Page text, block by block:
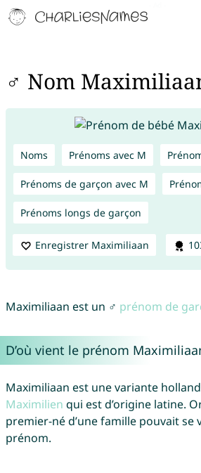
♂ Nom
Noms Prénoms avec M
Prénoms de garçon avec M
Prénoms longs de garçon
Enregistrer Maximiliaan
Maximiliaan est un ♂ prénom de
D’où vient le prénom
Maximiliaan est une variante
Maximilien qui est d’origine latine.
premier-né d’une famille pouvait se
prénom.